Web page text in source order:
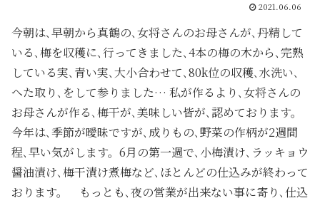
2021.06.06
今朝は､早朝から真鶴の､女将さんのお母さんが､丹精して
いる､梅を収穫に､行ってきました､4本の梅の木から､完熟
している実､青い実､大小合わせて､80k位の収穫､水洗い､
へた取り､をして参りました… 私が作るより､女将さんの
お母さんが作る､梅干が､美味しい皆が､認めております。
今年は､季節が曖昧ですが､成りもの､野菜の作柄が2週間
程､早い気がします。6月の第一週で､小梅漬け､ラッキョウ
醤油漬け､梅干漬け煮梅など､ほとんどの仕込みが終わって
おります。 もっとも､夜の営業が出来ない事に寄り､仕込